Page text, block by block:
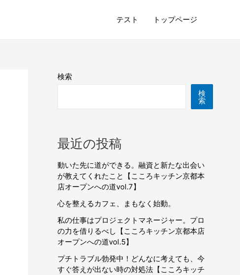
テスト トップページ
検索
検
索
最近の投稿
動いた先に道ができる。融資と新たな出会い
が教えてくれたこと【こころキッチン京都本
店オープンへの道vol.7】
心を整えるカフェ、まもなく始動。
私の仕事はプロジェクトマネージャー。プロ
の力を借りるべし【こころキッチン京都本店
オープンへの道vol.5】
プチトラブル勃発中！どんなに考えても、今
すぐ答えが出ない時の対処法【こころキッチ